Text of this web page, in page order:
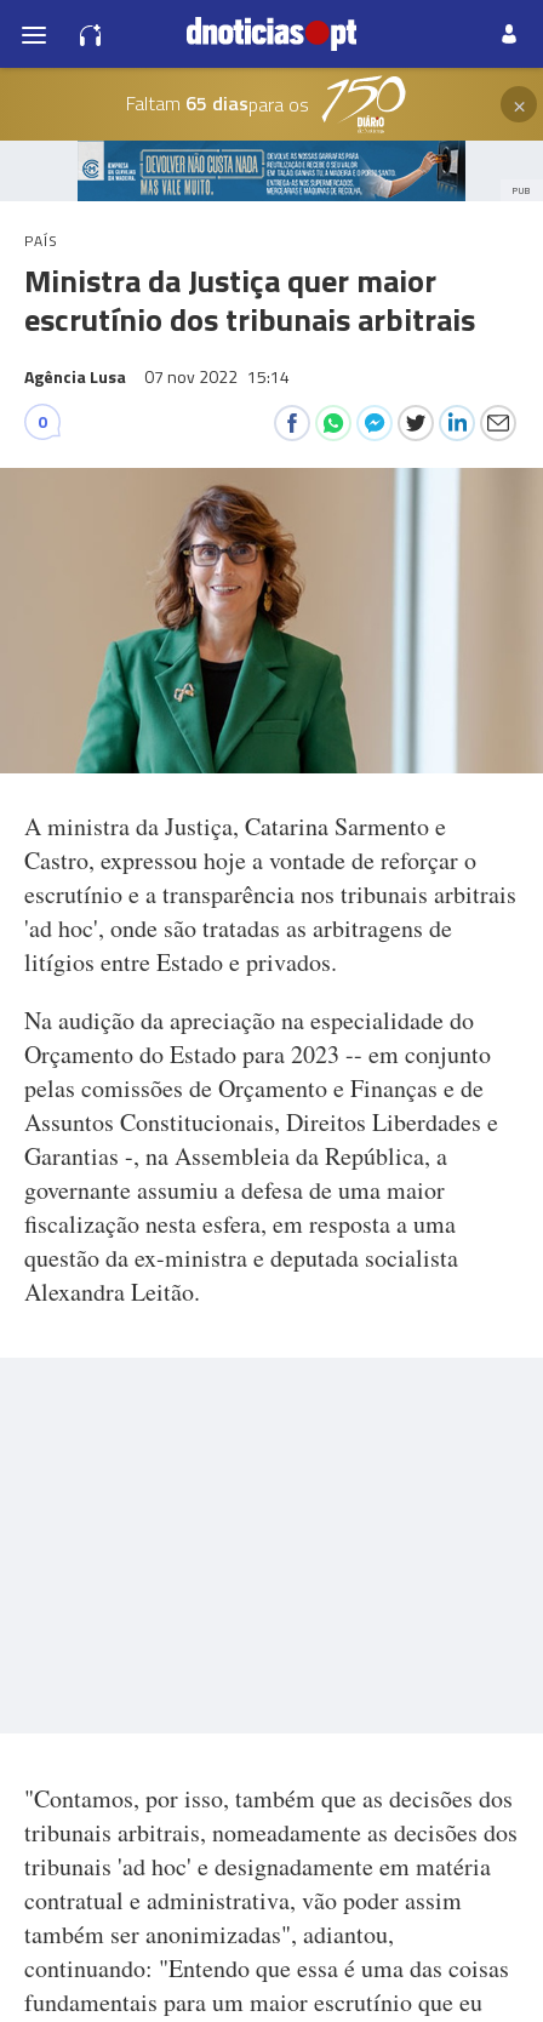
Faltam 65 diaspara os ×
PUB
PAÍS
Ministra da Justiça quer maior
escrutínio dos tribunais arbitrais
Agência Lusa 07 nov 2022 15:14
0
A ministra da Justiça, Catarina Sarmento e
Castro, expressou hoje a vontade de reforçar o
escrutínio e a transparência nos tribunais arbitrais
'ad hoc', onde são tratadas as arbitragens de
litígios entre Estado e privados.
Na audição da apreciação na especialidade do
Orçamento do Estado para 2023 -- em conjunto
pelas comissões de Orçamento e Finanças e de
Assuntos Constitucionais, Direitos Liberdades e
Garantias -, na Assembleia da República, a
governante assumiu a defesa de uma maior
fiscalização nesta esfera, em resposta a uma
questão da ex-ministra e deputada socialista
Alexandra Leitão.
"Contamos, por isso, também que as decisões dos
tribunais arbitrais, nomeadamente as decisões dos
tribunais 'ad hoc' e designadamente em matéria
contratual e administrativa, vão poder assim
também ser anonimizadas", adiantou,
continuando: "Entendo que essa é uma das coisas
fundamentais para um maior escrutínio que eu